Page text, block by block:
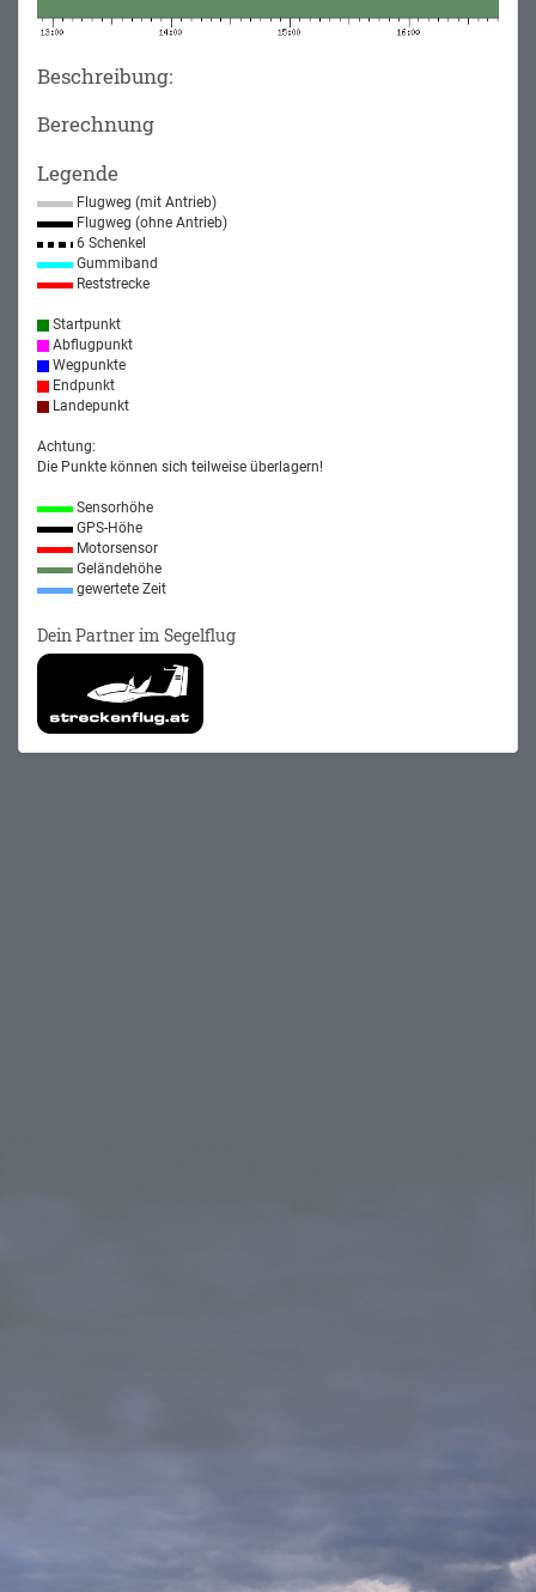
Beschreibung:
Berechnung
Legende
Flugweg (mit Antrieb)
Flugweg (ohne Antrieb)
6 Schenkel
Gummiband
Reststrecke
Startpunkt
Abflugpunkt
Wegpunkte
Endpunkt
Landepunkt
Achtung:
Die Punkte können sich teilweise überlagern!
Sensorhöhe
GPS-Höhe
Motorsensor
Geländehöhe
gewertete Zeit
Dein Partner im Segelflug